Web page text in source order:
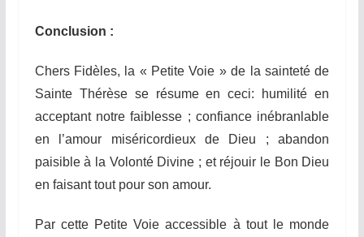
Conclusion :
Chers Fidèles, la « Petite Voie » de la sainteté de
Sainte Thérèse se résume en ceci: humilité en
acceptant notre faiblesse ; confiance inébranlable
en l’amour miséricordieux de Dieu ; abandon
paisible à la Volonté Divine ; et réjouir le Bon Dieu
en faisant tout pour son amour.
Par cette Petite Voie accessible à tout le monde